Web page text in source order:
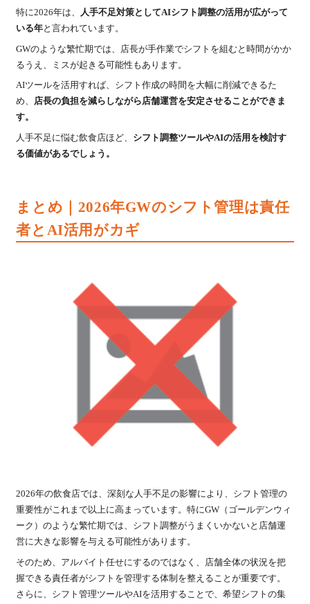
特に2026年は、 人手不足対策としてAIシフト調整の活用が広がって
いる年と言われています。
GWのような繁忙期では、店長が手作業でシフトを組むと時間がかか
るうえ、ミスが起きる可能性もあります。
AIツールを活用すれば、シフト作成の時間を大幅に削減できるた
め、 店長の負担を減らしながら店舗運営を安定させることができま
す。
人手不足に悩む飲食店ほど、 シフト調整ツールやAIの活用を検討す
る価値があるでしょう。
まとめ｜2026年GWのシフト管理は責任
者とAI活用がカギ
2026年の飲食店では、深刻な人手不足の影響により、シフト管理の
重要性がこれまで以上に高まっています。特にGW（ゴールデンウィ
ーク）のような繁忙期では、シフト調整がうまくいかないと店舗運
営に大きな影響を与える可能性があります。
そのため、アルバイト任せにするのではなく、店舗全体の状況を把
握できる責任者がシフトを管理する体制を整えることが重要です。
さらに、シフト管理ツールやAIを活用することで、希望シフトの集